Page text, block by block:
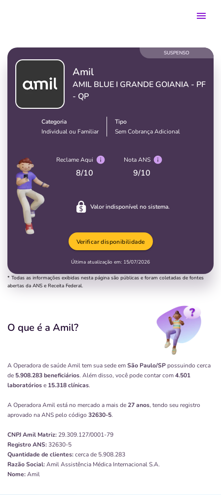
Amil
AMIL BLUE I GRANDE GOIANIA - PF
- QP
Categoria
Individual ou Familiar
Tipo
Sem Cobrança Adicional
Valor indisponível no sistema.
Reclame Aqui
8/10
Nota ANS
9/10
SUSPENSO
Última atualização em: 15/07/2026
Verificar disponibilidade
* Todas as informações exibidas nesta página são públicas e foram coletadas de fontes
abertas da ANS e Receita Federal.
O que é a Amil?
A Operadora de saúde Amil tem sua sede emSão Paulo/SP possuindo cerca
de 5.908.283 beneficiários. Além disso, você pode contar com4.501
laboratóriose 15.318 clínicas.
A Operadora Amil está no mercado a mais de27 anos, tendo seu registro
aprovado na ANS pelo código 32630-5.
CNPJAmil Matriz: 29.309.127/0001-79
Registro ANS:32630-5
Quantidade de clientes:cerca de 5.908.283
Razão Social:Amil Assistência Médica Internacional S.A.
Nome:Amil